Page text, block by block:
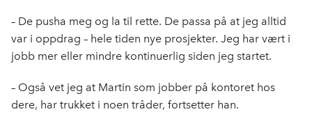
– De pusha meg og la til rette. De passa på at jeg alltid
var i oppdrag – hele tiden nye prosjekter. Jeg har vært i
jobb mer eller mindre kontinuerlig siden jeg startet.
– Også vet jeg at Martin som jobber på kontoret hos
dere, har trukket i noen tråder, fortsetter han.